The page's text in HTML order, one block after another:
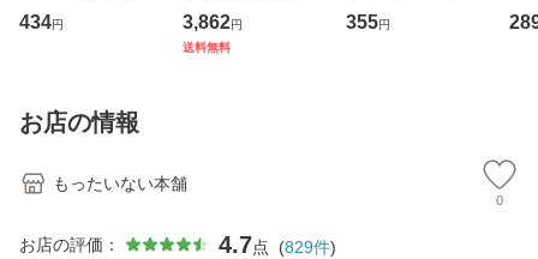
イーストウエス
ト・ジャパン [CD]
434円
専門職の看護マネ
ジメントスキル 改
3,862円
送料無料
キューンレコード
[CD]【メール便送
355円
のが
お店の情報
もったいない本舗
0
お店の評価： 4.7点 (829件)